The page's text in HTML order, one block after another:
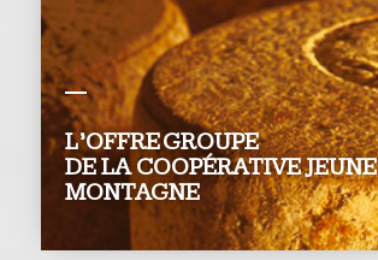
L’OFFRE GROUPE
DE LA COOPÉRATIVE JEUNE
MONTAGNE